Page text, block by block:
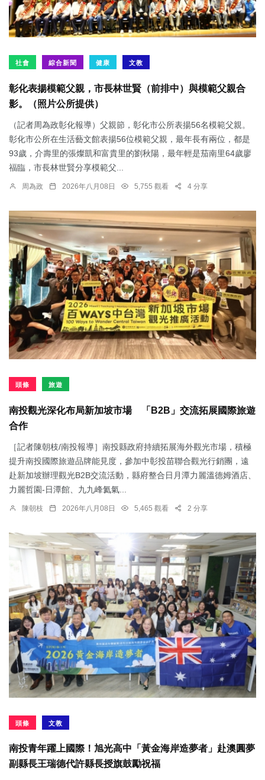
社會 綜合新聞 健康 文教
彰化表揚模範父親，市長林世賢（前排中）與模範父親合
影。（照片公所提供）
（記者周為政彰化報導）父親節，彰化市公所表揚56名模範父親。
彰化市公所在生活藝文館表揚56位模範父親，最年長有兩位，都是
93歲，介壽里的張燦凱和富貴里的劉秋陽，最年輕是茄南里64歲廖
福臨，市長林世賢分享模範父...
周為政 2026年八月08日 5,755 觀看 4 分享
頭條 旅遊
南投觀光深化布局新加坡市場 「B2B」交流拓展國際旅遊
合作
［記者陳朝枝/南投報導］南投縣政府持續拓展海外觀光市場，積極
提升南投國際旅遊品牌能見度，參加中彰投苗聯合觀光行銷團，遠
赴新加坡辦理觀光B2B交流活動，縣府整合日月潭力麗溫德姆酒店、
力麗哲園-日潭館、九九峰氦氣...
陳朝枝 2026年八月08日 5,465 觀看 2 分享
頭條 文教
南投青年躍上國際！旭光高中「黃金海岸造夢者」赴澳圓夢
副縣長王瑞德代許縣長授旗鼓勵祝福